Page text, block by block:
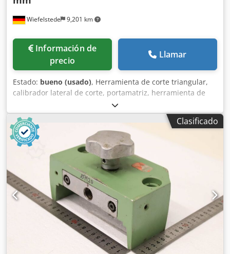
Wiefelstede 9,201 km
Información de
precio
Llamar
Estado: bueno (usado), Herramienta de corte triangular,
calibrador lateral de corte, portamatriz, herramienta de
separación, herramienta de estampado, troquel, matriz de
estampado, punzón de corte angular, punzón de
estampado, punzón de corte cuadrado, punzón de corte,
herramienta de corte Dcedozr Hlzspfx Alnek -Herramienta
de estampado: punzón de corte para cizalla de perfiles de
acero y cizalla de acero plano -Dimensiones: ver fotos -
Medidas: matriz 240/90/A125 mm / punzón 200/85/A170
mm -Peso: 33,9 kg
Clasificado